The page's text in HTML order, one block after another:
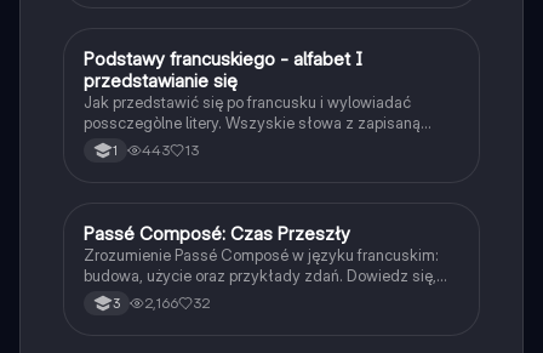
Język francuski
Podstawy francuskiego - alfabet I
przedstawianie się
Jak przedstawić się po francusku i wylowiadać
possczegòlne litery. Wszyskie słowa z zapisaną
wymową.
1 443 13
Język francuski
Passé Composé: Czas Przeszły
Zrozumienie Passé Composé w języku francuskim:
budowa, użycie oraz przykłady zdań. Dowiedz się,
jak tworzyć zdania w czasie przeszłym z
czasownikami avoir i être. Idealne dla uczniów 3
3 2,166 32